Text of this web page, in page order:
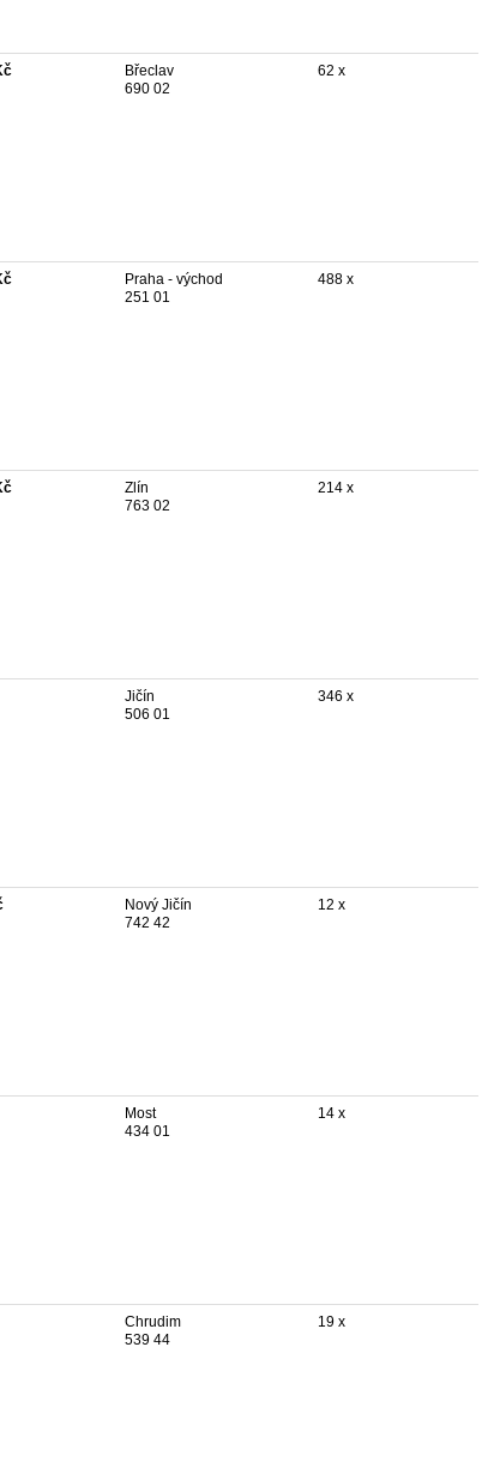
Břeclav
690 02
62 x
Praha - východ
251 01
488 x
Zlín
763 02
214 x
Jičín
506 01
346 x
Nový Jičín
742 42
12 x
Most
434 01
14 x
Chrudim
539 44
19 x